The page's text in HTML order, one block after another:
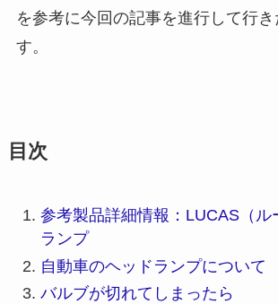
を参考に今回の記事を進行して行き
す。
目次
参考製品詳細情報：LUCAS（ル
ランプ
自動車のヘッドランプについて
バルブが切れてしまったら